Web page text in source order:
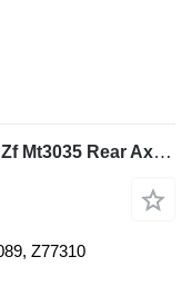
Карданный вал John Deere 3800 Zf Mt3035 Rear Axle Drive Shaft 4475.335.104, Z77310 для телескопического фронтального погрузчика
Z77310